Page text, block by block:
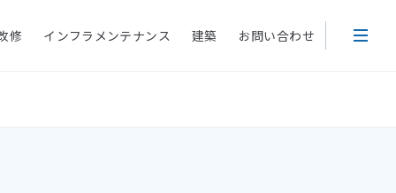
修 インフラメンテナンス 建築 お問い合わせ